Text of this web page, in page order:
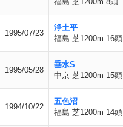
1995/07/23
浄土平
福島 芝1200m 16頭
1995/05/28
垂水S
中京 芝1200m 15頭
1994/10/22
五色沼
福島 芝1200m 14頭